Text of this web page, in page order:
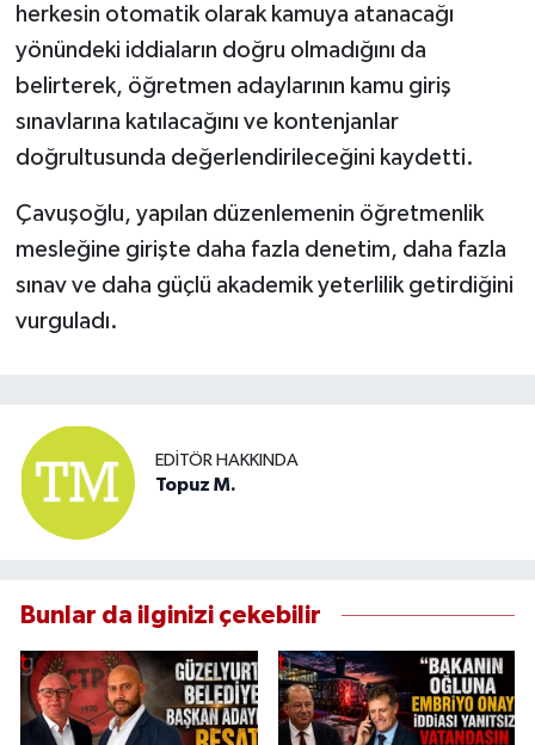
herkesin otomatik olarak kamuya atanacağı
yönündeki iddiaların doğru olmadığını da
belirterek, öğretmen adaylarının kamu giriş
sınavlarına katılacağını ve kontenjanlar
doğrultusunda değerlendirileceğini kaydetti.
Çavuşoğlu, yapılan düzenlemenin öğretmenlik
mesleğine girişte daha fazla denetim, daha fazla
sınav ve daha güçlü akademik yeterlilik getirdiğini
vurguladı.
EDITÖR HAKKINDA
Topuz M.
Bunlar da ilginizi çekebilir